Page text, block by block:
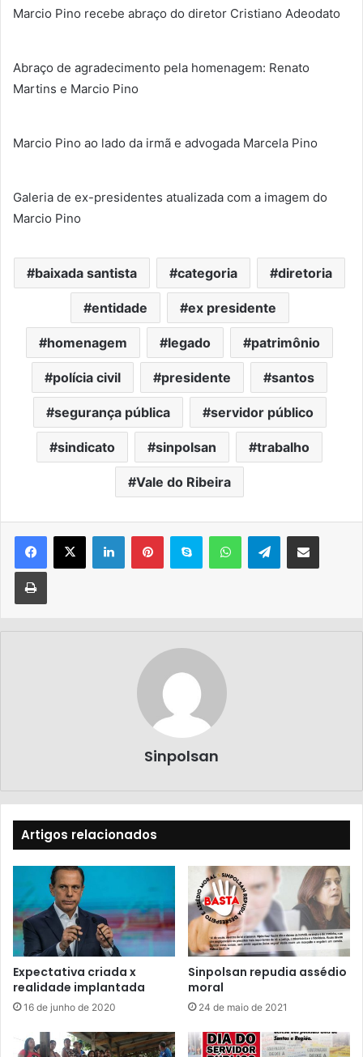
Marcio Pino recebe abraço do diretor Cristiano Adeodato
Abraço de agradecimento pela homenagem: Renato
Martins e Marcio Pino
Marcio Pino ao lado da irmã e advogada Marcela Pino
Galeria de ex-presidentes atualizada com a imagem do
Marcio Pino
baixada santista categoria diretoria
entidade ex presidente
homenagem legado patrimônio
polícia civil presidente santos
segurança pública servidor público
sindicato sinpolsan trabalho
Vale do Ribeira
Sinpolsan
Artigos relacionados
Expectativa criada x
realidade implantada
16 de junho de 2020
Sinpolsan repudia assédio
moral
24 de maio de 2021